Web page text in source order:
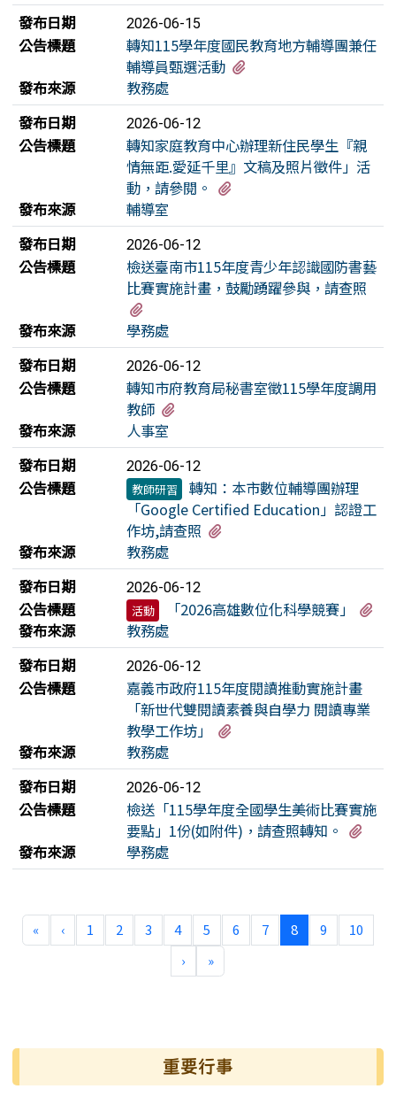
發布日期
2026-06-15
公告標題
轉知115學年度國民教育地方輔導團兼任
輔導員甄選活動
發布來源
教務處
發布日期
2026-06-12
公告標題
轉知家庭教育中心辦理新住民學生『親
情無距.愛延千里』文稿及照片徵件」活
動，請參閱。
發布來源
輔導室
發布日期
2026-06-12
公告標題
檢送臺南市115年度青少年認識國防書藝
比賽實施計畫，鼓勵踴躍參與，請查照
發布來源
學務處
發布日期
2026-06-12
公告標題
轉知市府教育局秘書室徵115學年度調用
教師
發布來源
人事室
發布日期
2026-06-12
公告標題 教師研習
轉知：本市數位輔導團辦理
「Google Certified Education」認證工
作坊,請查照
發布來源
教務處
發布日期
2026-06-12
公告標題 活動 「2026高雄數位化科學競賽」
發布來源
教務處
發布日期
2026-06-12
公告標題
嘉義市政府115年度閱讀推動實施計畫
「新世代雙閱讀素養與自學力 閱讀專業
教學工作坊」
發布來源
教務處
發布日期
2026-06-12
公告標題
檢送「115學年度全國學生美術比賽實施
要點」1份(如附件)，請查照轉知。
發布來源
學務處
«第一頁
‹上一頁
1 2 3 4 5 6 7 8(目前頁次)
9
10
›下一頁
»最後頁
左邊區域內容 重要行事